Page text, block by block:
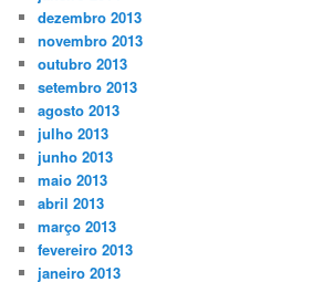
dezembro 2013
novembro 2013
outubro 2013
setembro 2013
agosto 2013
julho 2013
junho 2013
maio 2013
abril 2013
março 2013
fevereiro 2013
janeiro 2013